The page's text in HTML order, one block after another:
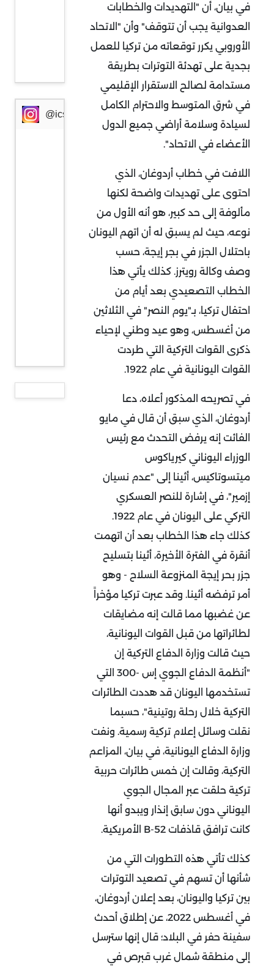
في بيان، أن "التهديدات والخطابات
العدوانية يجب أن تتوقف" وأن "الاتحاد
الأوروبي يكرر توقعاته من تركيا للعمل
بجدية على تهدئة التوترات بطريقة
مستدامة لصالح الاستقرار الإقليمي
في شرق المتوسط والاحترام الكامل
لسيادة وسلامة أراضي جميع الدول
الأعضاء في الاتحاد".
اللافت في خطاب أردوغان، الذي
احتوى على تهديدات واضحة لكنها
مألوفة إلى حد كبير، هو أنه الأول من
نوعه، حيث لم يسبق له أن اتهم اليونان
باحتلال الجزر في بجر إيجة، حسب
وصف وكالة رويترز. كذلك يأتي هذا
الخطاب التصعيدي بعد أيام من
احتفال تركيا، بـ"يوم النصر" في الثلاثين
من أغسطس، وهو عيد وطني لإحياء
ذكرى القوات التركية التي طردت
القوات اليونانية في عام 1922.
في تصريحه المذكور أعلاه، دعا
أردوغان، الذي سبق أن قال في مايو
الفائت إنه يرفض التحدث مع رئيس
الوزراء اليوناني كيرياكوس
ميتسوتاكيس، أثينا إلى "عدم نسيان
إزمير"، في إشارة للنصر العسكري
التركي على اليونان في عام 1922.
كذلك جاء هذا الخطاب بعد أن اتهمت
أنقرة في الفترة الأخيرة، أثينا بتسليح
جزر بحر إيجة المنزوعة السلاح - وهو
أمر ترفضه أثينا. وقد عبرت تركيا مؤخراً
عن غضبها مما قالت إنه مضايقات
لطائراتها من قبل القوات اليونانية،
حيث قالت وزارة الدفاع التركية إن
"أنظمة الدفاع الجوي إس -300 التي
تستخدمها اليونان قد هددت الطائرات
التركية خلال رحلة روتينية"، حسبما
نقلت وسائل إعلام تركية رسمية. ونفت
وزارة الدفاع اليونانية، في بيان، المزاعم
التركية، وقالت إن خمس طائرات حربية
تركية حلقت عبر المجال الجوي
اليوناني دون سابق إنذار ويبدو أنها
كانت ترافق قاذفات B-52 الأمريكية.
كذلك تأتي هذه التطورات التي من
شأنها أن تسهم في تصعيد التوترات
بين تركيا واليونان، بعد إعلان أردوغان،
في أغسطس 2022، عن إطلاق أحدث
سفينة حفر في البلاد؛ قال إنها سترسل
إلى منطقة شمال غرب قبرص في
جديدة
في
ظرف
خطير
@icssresearch